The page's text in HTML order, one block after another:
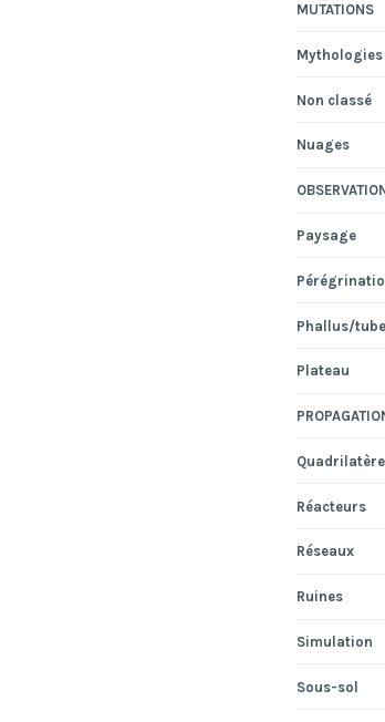
MUTATIONS
Mythologies
Non classé
Nuages
Paysage
Phallus/
Plateau
Réacteurs
Réseaux
Ruines
Simulation
Sous-sol